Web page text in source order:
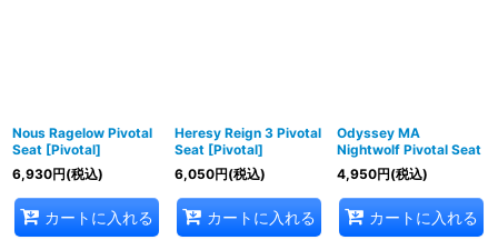
Nous Ragelow Pivotal
Seat [Pivotal]
6,930円(税込)
カートに入れる
Heresy Reign 3 Pivotal
Seat [Pivotal]
6,050円(税込)
カートに入れる
Odyssey MA
Nightwolf Pivotal Seat
4,950円(税込)
カートに入れる